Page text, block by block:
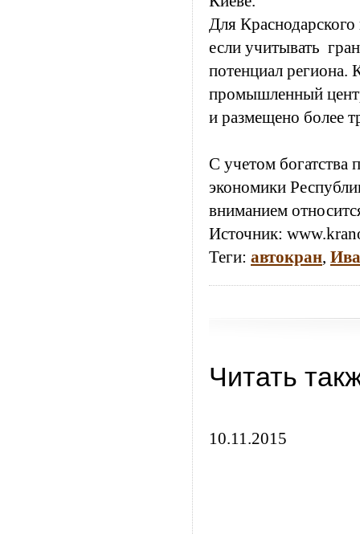
Для Краснодарского
если учитывать
потенциал региона.
промышленный
и размещено более
С учетом
экономики
вниманием
Источник:
Теги: автокран,
Читать
10.11.2015